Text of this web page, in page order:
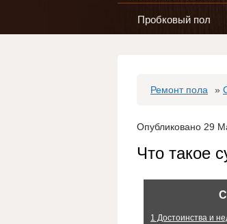
Пробковый пол
Ремонт пола »
Опубликовано 29
Что такое
1 Достоинства и